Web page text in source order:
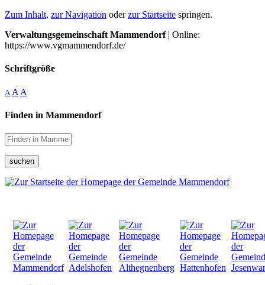
Zum Inhalt, zur Navigation oderzur Startseite springen.
Verwaltungsgemeinschaft Mammendorf| Online:
https://www.vgmammendorf.de/
Schriftgröße
A A A
Finden in Mammendorf
suchen